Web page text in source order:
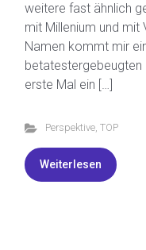
weitere fast ähnlich
mit Millenium und mit
Namen kommt mir
betatestergebeugten
erste Mal ein […]
Perspektive, TOP
Weiterlesen